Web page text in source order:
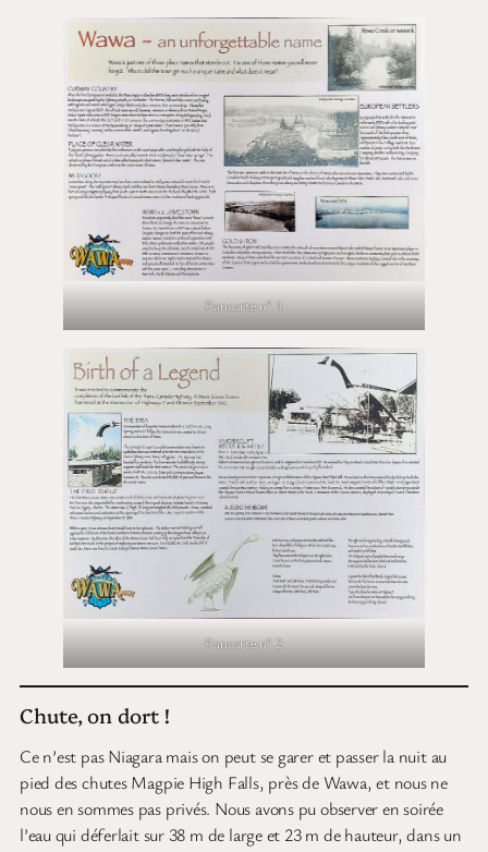
Pancarte n° 1
Pancarte n° 2
Chute, on dort !
Ce n’est pas Niagara mais on peut se garer et passer la nuit au
pied des chutes Magpie High Falls, près de Wawa, et nous ne
nous en sommes pas privés. Nous avons pu observer en soirée
l’eau qui déferlait sur 38 m de large et 23 m de hauteur, dans un